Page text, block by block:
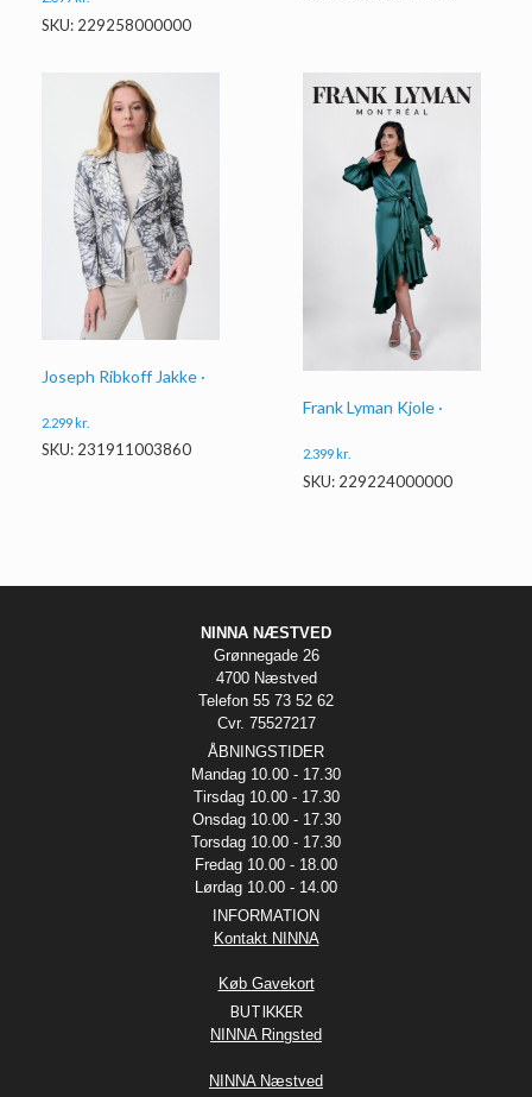
SKU: 229258000000
Joseph Ribkoff Jakke ·
2.299kr.
SKU: 231911003860
Frank Lyman Kjole ·
2.399 kr.
SKU: 229224000000
NINNA NÆSTVED
Grønnegade 26
4700 Næstved
Telefon 55 73 52 62
Cvr. 75527217
ÅBNINGSTIDER
Mandag 10.00 - 17.30
Tirsdag 10.00 - 17.30
Onsdag 10.00 - 17.30
Torsdag 10.00 - 17.30
Fredag 10.00 - 18.00
Lørdag 10.00 - 14.00
INFORMATION
Kontakt NINNA
Køb Gavekort
BUTIKKER
NINNA Ringsted
NINNA Næstved